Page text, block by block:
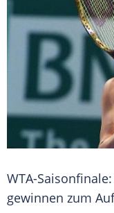
WTA-
gewinnen zum